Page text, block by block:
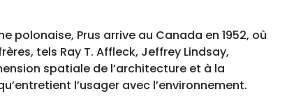
polonaise, Prus arrive au Canada en 1952, où
tels Ray T. Affleck, Jeffrey Lindsay,
spatiale de l’architecture et à la
l’usager avec l’environnement.